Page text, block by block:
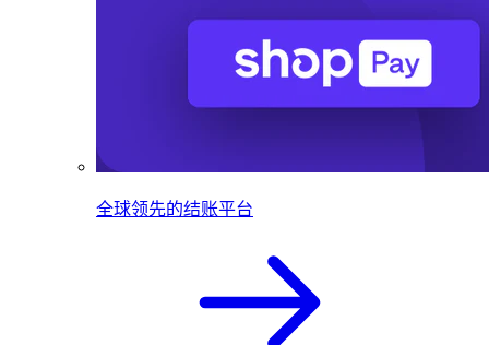
全球领先的结账平台